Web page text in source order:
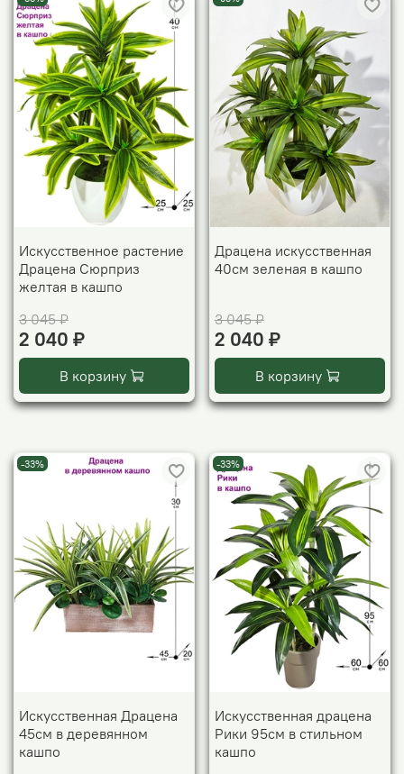
Искусственное растение
Драцена Сюрприз
желтая в кашпо
3 045 ₽
2 040 ₽
В корзину
Драцена искусственная
40см зеленая в кашпо
3 045 ₽
2 040 ₽
В корзину
-33%
Искусственная Драцена
45см в деревянном
кашпо
-33%
Искусственная драцена
Рики 95см в стильном
кашпо